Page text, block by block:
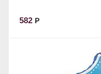
582 Р